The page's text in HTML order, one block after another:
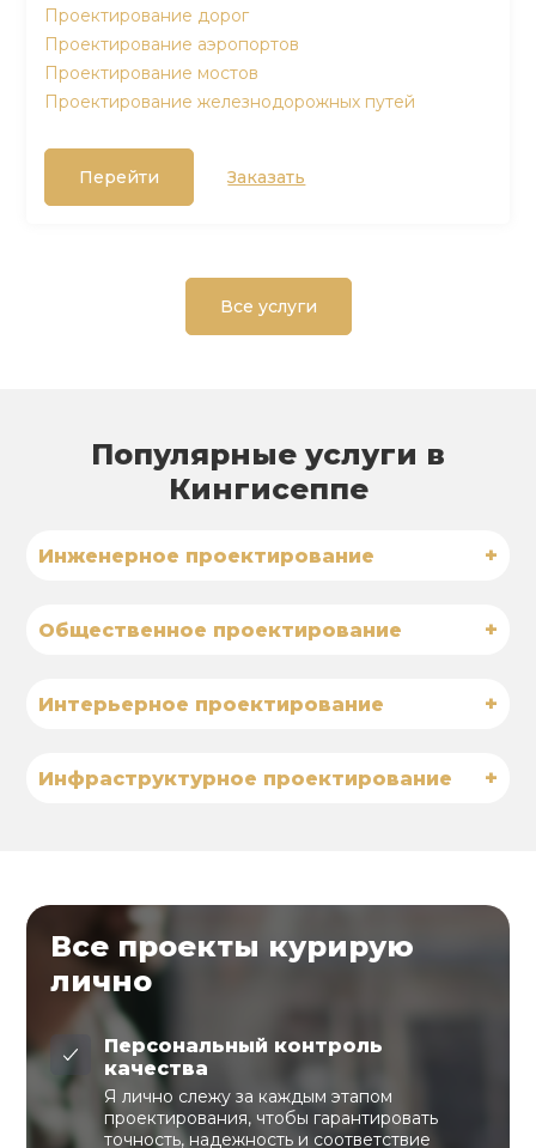
Проектирование дорог
Проектирование аэропортов
Проектирование мостов
Проектирование железнодорожных путей
Перейти Заказать
Все услуги
Популярные услуги в
Кингисеппе
Инженерное проектирование +
Общественное проектирование +
Интерьерное проектирование +
Инфраструктурное проектирование +
Все проекты курирую
лично
Персональный контроль
качества
Я лично слежу за каждым этапом
проектирования, чтобы гарантировать
точность, надежность и соответствие